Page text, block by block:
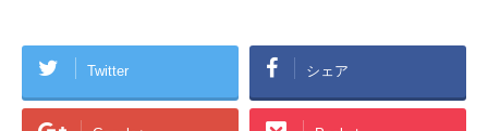
Twitter シェア